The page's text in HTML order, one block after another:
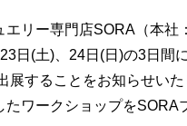
リー専門店SORA（本社
日(土)、24日(日)の3日間
展することをお知らせい
ワークショップをSORA